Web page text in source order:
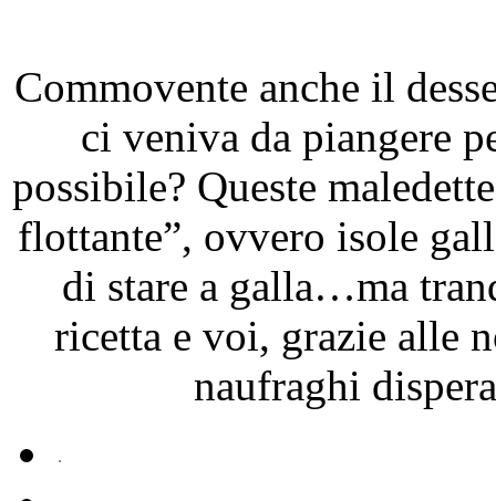
Commovente anche il
ci veniva da piangere
possibile? Queste
flottante”, ovvero isole
di stare a galla…ma
ricetta e voi, grazie alle
naufraghi